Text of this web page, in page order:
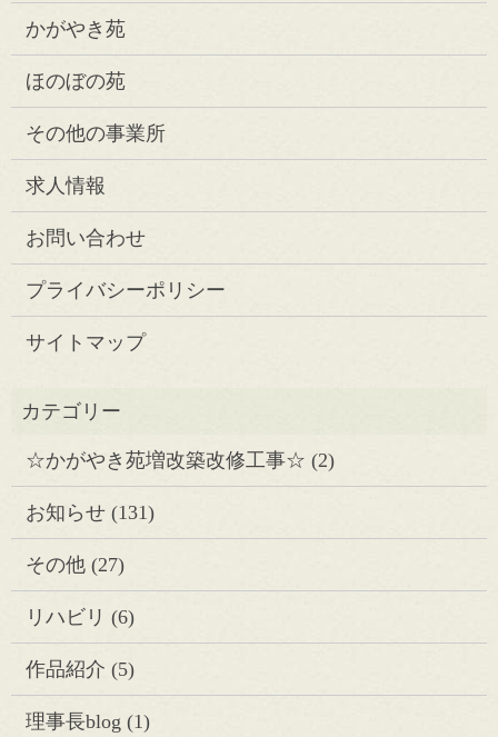
かがやき苑
ほのぼの苑
その他の事業所
求人情報
お問い合わせ
プライバシーポリシー
サイトマップ
☆かがやき苑増改築改修工事☆ (2)
お知らせ(131)
その他(27)
リハビリ (6)
作品紹介 (5)
理事長blog (1)